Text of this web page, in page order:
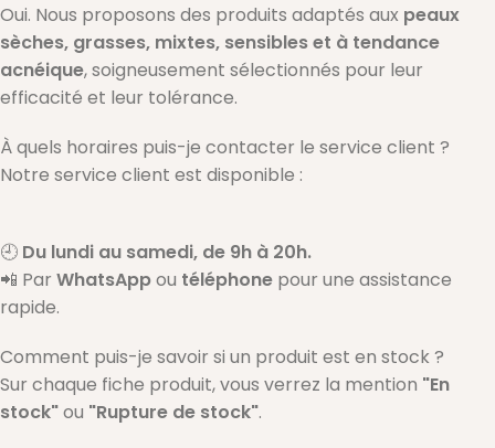
Oui. Nous proposons des produits adaptés aux peaux
sèches, grasses, mixtes, sensibles et à tendance
acnéique, soigneusement sélectionnés pour leur
efficacité et leur tolérance.
À quels horaires puis-je contacter le service client ?
Notre service client est disponible :
🕘 Du lundi au samedi, de 9h à 20h.
📲 Par WhatsAppou téléphone pour une assistance
rapide.
Comment puis-je savoir si un produit est en stock ?
Sur chaque fiche produit, vous verrez la mention "En
stock"ou "Rupture de stock".